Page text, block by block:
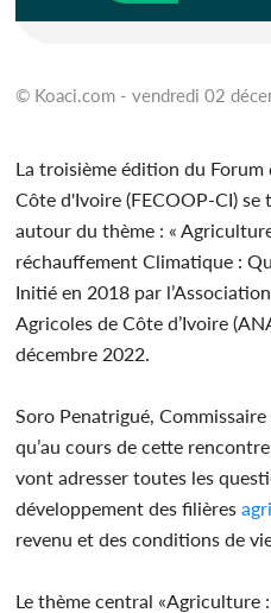
© Koaci.com - vendredi 02
La troisième édition du Forum
Côte d'Ivoire (FECOOP-CI)
autour du thème : «
réchauffement Climatique :
Initié en 2018 par
Agricoles de Côte d’Ivoire
décembre 2022.
Soro Penatrigué,
qu’au cours de cette
vont adresser toutes les
développement des filières
revenu et des conditions de
Le thème central «Agriculture